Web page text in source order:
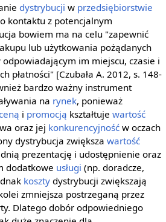
dystrybucji w przedsiębiorstwie
kontaktu z potencjalnym
bowiem ma na celu "zapewnić
lub użytkowania pożądanych
im miejscu, czasie i
płatności" [Czubała A. 2012, s. 148-
bardzo ważny instrument
na rynek, ponieważ
i promocją kształtuje wartość
oraz jej konkurencyjnośćw oczach
dystrybucja zwiększa wartość
prezentację i udostępnienie oraz
dodatkowe usługi (np. doradcze,
kosztydystrybucji zwiększają
zmniejsza postrzeganą przez
Dlatego dobór odpowiedniego